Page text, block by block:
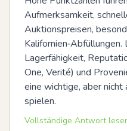
Aufmerksamkeit,
Auktionspreisen,
Kalifornien‑Abfüllungen.
Lagerfähigkeit,
One, Verité) und
eine wichtige, aber
spielen.
Vollständige Antwort